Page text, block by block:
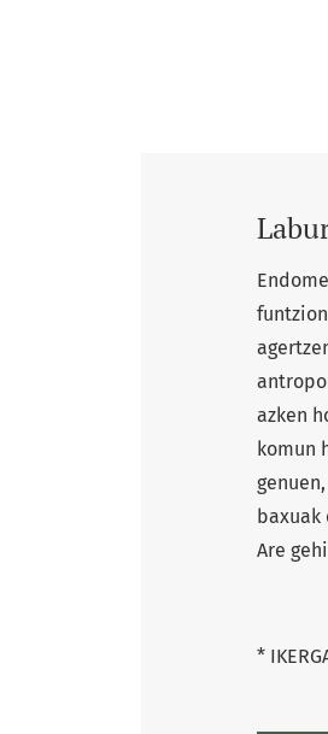
azken
komun
baxuak
Are
*